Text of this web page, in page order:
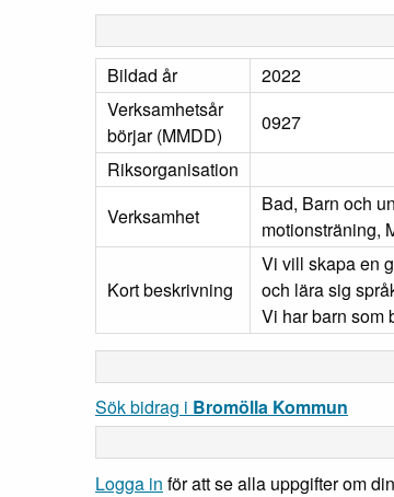
Bildad år
2022
Verksamhetsår
börjar (MMDD)
0927
Riksorganisation
Verksamhet
Bad, Barn och
motionsträning,
Kort beskrivning
Vi vill skapa en
och lära sig
Vi har barn som
Sök bidrag i Bromölla Kommun
Logga in för att se alla uppgifter om